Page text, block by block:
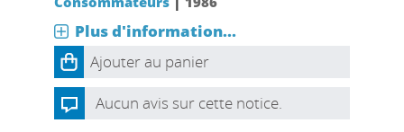
Plus d'information...
Ajouter au panier
Aucun avis sur cette notice.